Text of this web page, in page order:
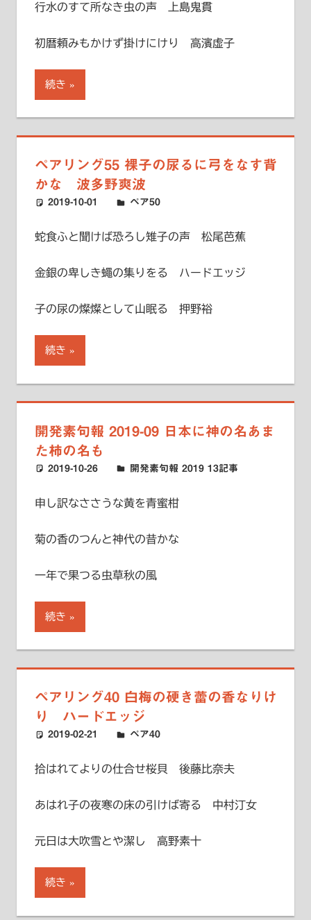
行水のすて所なき虫の声 上島鬼貫
初暦頼みもかけず掛けにけり 高濱虚子
続き
ペアリング55 裸子の尿るに弓をなす背
かな 波多野爽波
2019-10-01 ハードエッジ
ペア50
蛇食ふと聞けば恐ろし雉子の声 松尾芭蕉
金銀の卑しき蠅の集りをる ハードエッジ
子の尿の燦燦として山眠る 押野裕
続き
開発素句報 2019-09 日本に神の名あま
た柿の名も
2019-10-26 ハードエッジ
開発素句報 2019 13記事
申し訳なささうな黄を青蜜柑
菊の香のつんと神代の昔かな
一年で果つる虫草秋の風
続き
ペアリング40 白梅の硬き蕾の香なりけ
り ハードエッジ
2019-02-21 ハードエッジ
ペア40
拾はれてよりの仕合せ桜貝 後藤比奈夫
あはれ子の夜寒の床の引けば寄る 中村汀女
元日は大吹雪とや潔し 高野素十
続き